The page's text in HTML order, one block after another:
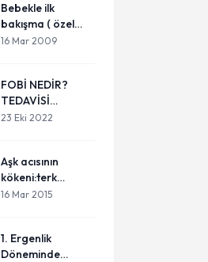
Bebekle ilk
bakışma ( özel
bağ )
16 Mar 2009
FOBİ NEDİR?
TEDAVİSİ
NASILDIR? FOBİ
23 Eki 2022
Aşk acısının
kökeni:terk
depresyonu
16 Mar 2015
1. Ergenlik
Döneminde